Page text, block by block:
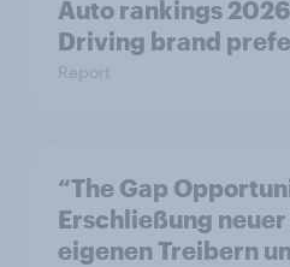
Auto rankings
Driving brand
Report
“The Gap
Erschließung
eigenen Treibern